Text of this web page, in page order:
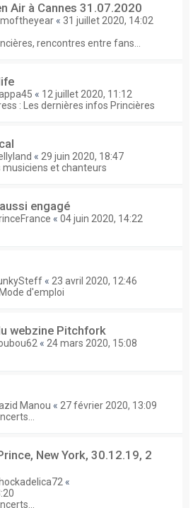
Air à Cannes 31.07.2020
« 31 juillet 2020, 14:02
rencontres entre fans...
« 12 juillet 2020, 11:12
: Les dernières infos Princières
« 29 juin 2020, 18:47
musiciens et chanteurs
engagé
« 04 juin 2020, 14:22
« 23 avril 2020, 12:46
d'emploi
webzine Pitchfork
« 24 mars 2020, 15:08
Manou « 27 février 2020, 13:09
New York, 30.12.19, 2
«